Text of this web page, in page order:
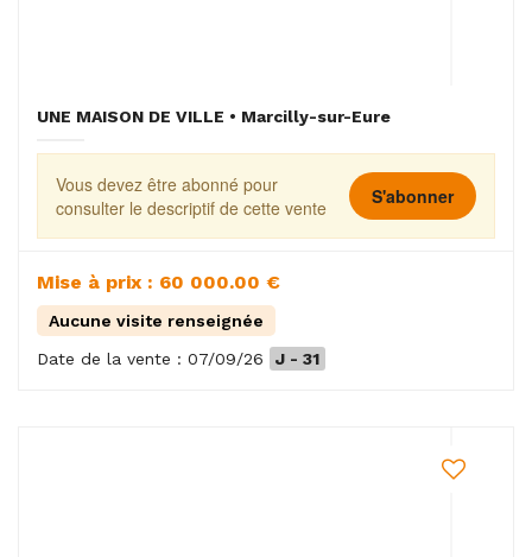
UNE MAISON DE VILLE • Marcilly-sur-Eure
Vous devez être abonné pour
consulter le descriptif de cette vente
S'abonner
Mise à prix : 60 000.00 €
Aucune visite renseignée
Date de la vente : 07/09/26
J - 31